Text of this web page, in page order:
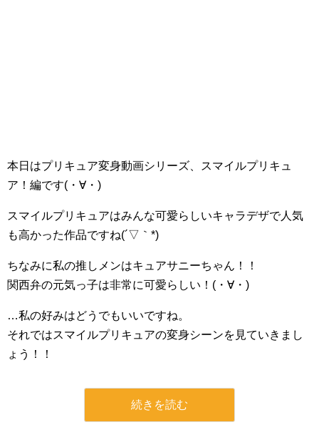
本日はプリキュア変身動画シリーズ、スマイルプリキュ
ア！編です(・∀・)
スマイルプリキュアはみんな可愛らしいキャラデザで人気
も高かった作品ですね(´▽｀*)
ちなみに私の推しメンはキュアサニーちゃん！！
関西弁の元気っ子は非常に可愛らしい！(・∀・)
…私の好みはどうでもいいですね。
それではスマイルプリキュアの変身シーンを見ていきまし
ょう！！
続きを読む